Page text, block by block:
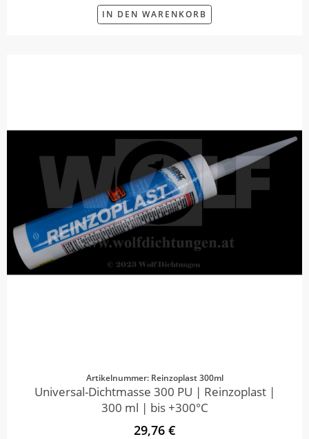
IN DEN WARENKORB
Artikelnummer: Reinzoplast 300ml
Universal-Dichtmasse 300 PU | Reinzoplast |
300 ml | bis +300°C
29,76 €